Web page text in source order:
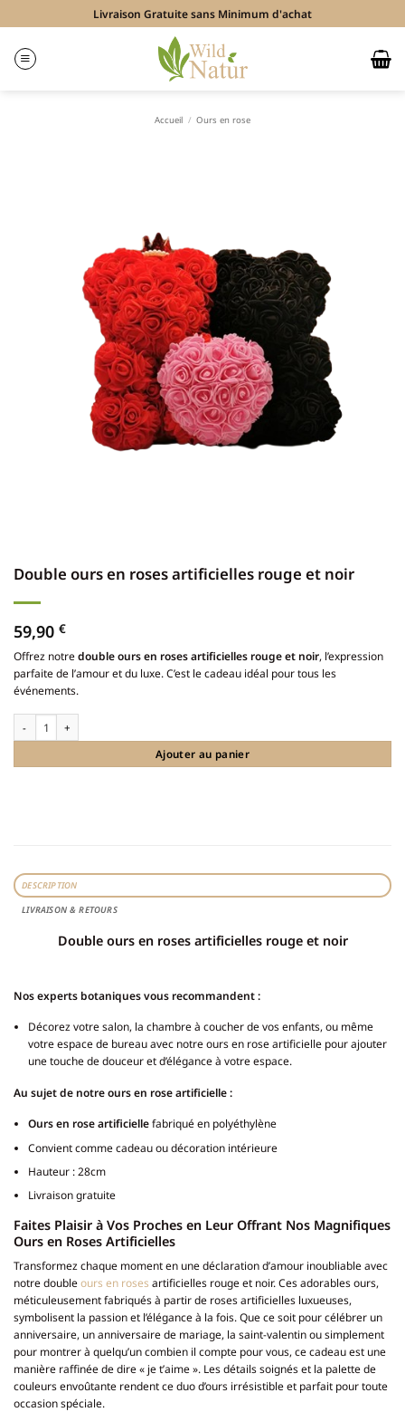
au
Livraison Gratuite sans Minimum d'achat
Accueil / Ours en rose
Double ours en roses artificielles rouge et noir
59,90 €
Ajouter au panier
Offrez notredouble ours en roses artificielles rouge et noir, l’expression
parfaite de l’amour et du luxe. C’est le cadeau idéal pour tous les
événements.
DESCRIPTION
LIVRAISON & RETOURS
Double ours en roses artificielles rouge et noir
Nos experts botaniques vous recommandent :
Décorez votre salon, la chambre à coucher de vos enfants, ou même
votre espace de bureau avec notre ours en rose artificielle pour ajouter
une touche de douceur et d’élégance à votre espace.
Au sujet de notre ours en rose artificielle :
Ours en rose artificiellefabriqué en polyéthylène
Convient comme cadeau ou décoration intérieure
Hauteur : 28cm
Livraison gratuite
Faites Plaisir à Vos Proches en Leur Offrant Nos Magnifiques
Ours en Roses Artificielles
Transformez chaque moment en une déclaration d’amour inoubliable avec
notre doubleours en roses artificielles rouge et noir. Ces adorables ours,
méticuleusement fabriqués à partir de roses artificielles luxueuses,
symbolisent la passion et l’élégance à la fois. Que ce soit pour célébrer un
anniversaire, un anniversaire de mariage, la saint-valentin ou simplement
pour montrer à quelqu’un combien il compte pour vous, ce cadeau est une
manière raffinée de dire « je t’aime ». Les détails soignés et la palette de
couleurs envoûtante rendent ce duo d’ours irrésistible et parfait pour toute
occasion spéciale.